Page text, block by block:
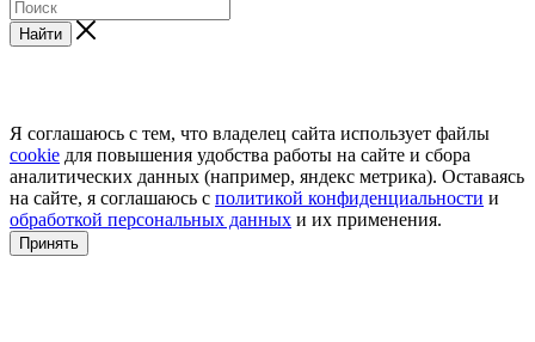
Найти
Я соглашаюсь с тем, что владелец сайта использует файлы
cookie для повышения удобства работы на сайте и сбора
аналитических данных (например, яндекс метрика). Оставаясь
на сайте, я соглашаюсь с политикой конфиденциальности и
обработкой персональных данных и их применения.
Принять